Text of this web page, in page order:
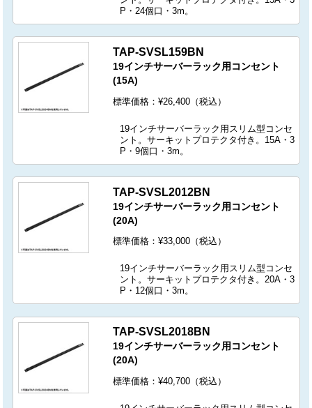
P・24個口・3m。
TAP-SVSL159BN
19インチサーバーラック用コンセント
(15A)
標準価格：¥26,400（税込）
19インチサーバーラック用スリム型コンセ
ント。サーキットプロテクタ付き。15A・3
P・9個口・3m。
TAP-SVSL2012BN
19インチサーバーラック用コンセント
(20A)
標準価格：¥33,000（税込）
19インチサーバーラック用スリム型コンセ
ント。サーキットプロテクタ付き。20A・3
P・12個口・3m。
TAP-SVSL2018BN
19インチサーバーラック用コンセント
(20A)
標準価格：¥40,700（税込）